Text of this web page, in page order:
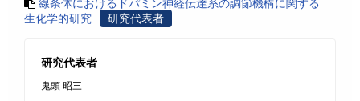
線条体におけるドパミン神経伝達系の調節機構に関する
生化学的研究
研究代表者
研究代表者
鬼頭 昭三